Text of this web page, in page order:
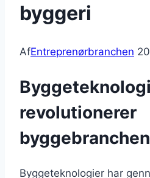
byggeri
AfEntreprenørbranchen
revolutionerer
Byggeteknologier har